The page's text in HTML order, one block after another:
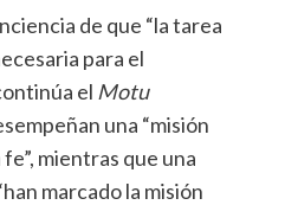
de que “la tarea
para el
el Motu
una “misión
mientras que una
marcado la misión